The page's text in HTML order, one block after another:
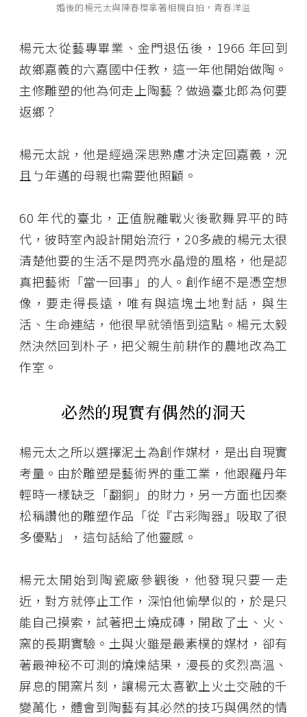
婚後的楊元太與陳春櫻拿著相機自拍，青春洋溢
楊元太從藝專畢業、金門退伍後，1966 年回到
故鄉嘉義的六嘉國中任教，這一年他開始做陶。
主修雕塑的他為何走上陶藝？做過臺北郎為何要
返鄉？
楊元太說，他是經過深思熟慮才決定回嘉義，況
且ㄅ年邁的母親也需要他照顧。
60 年代的臺北，正值脫離戰火後歌舞昇平的時
代，彼時室內設計開始流行，20多歲的楊元太很
清楚他要的生活不是閃亮水晶燈的風格，他是認
真把藝術「當一回事」的人。創作絕不是憑空想
像，要走得長遠，唯有與這塊土地對話，與生
活、生命連結，他很早就領悟到這點。楊元太毅
然決然回到朴子，把父親生前耕作的農地改為工
作室。
必然的現實有偶然的洞天
楊元太之所以選擇泥土為創作媒材，是出自現實
考量。由於雕塑是藝術界的重工業，他跟羅丹年
輕時一樣缺乏「翻銅」的財力，另一方面也因秦
松稱讚他的雕塑作品「從『古彩陶器』吸取了很
多優點」，這句話給了他靈感。
楊元太開始到陶瓷廠參觀後，他發現只要一走
近，對方就停止工作，深怕他偷學似的，於是只
能自己摸索，試著把土燒成磚，開啟了土、火、
窯的長期實驗。土與火雖是最素樸的媒材，卻有
著最神秘不可測的燒煉結果，漫長的炙烈高溫、
屏息的開窯片刻，讓楊元太喜歡上火土交融的千
變萬化，體會到陶藝有其必然的技巧與偶然的情